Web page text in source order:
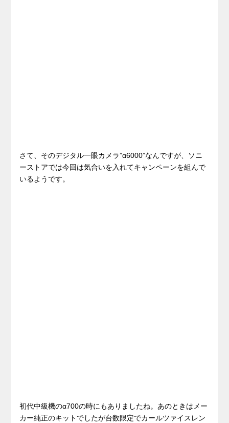
さて、そのデジタル一眼カメラ”α6000”なんですが、ソニ
ーストアでは今回は気合いを入れてキャンペーンを組んで
いるようです。
初代中級機のα700の時にもありましたね。あのときはメー
カー純正のキットでしたが台数限定でカールツァイスレン